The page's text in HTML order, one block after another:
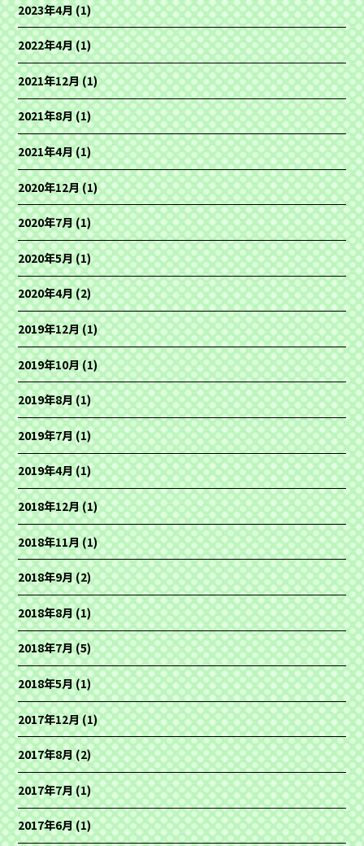
2023年4月(1)
2022年4月(1)
2021年12月(1)
2021年8月(1)
2021年4月(1)
2020年12月(1)
2020年7月(1)
2020年5月(1)
2020年4月(2)
2019年12月(1)
2019年10月(1)
2019年8月(1)
2019年7月(1)
2019年4月(1)
2018年12月(1)
2018年11月(1)
2018年9月(2)
2018年8月(1)
2018年7月(5)
2018年5月(1)
2017年12月(1)
2017年8月(2)
2017年7月(1)
2017年6月(1)